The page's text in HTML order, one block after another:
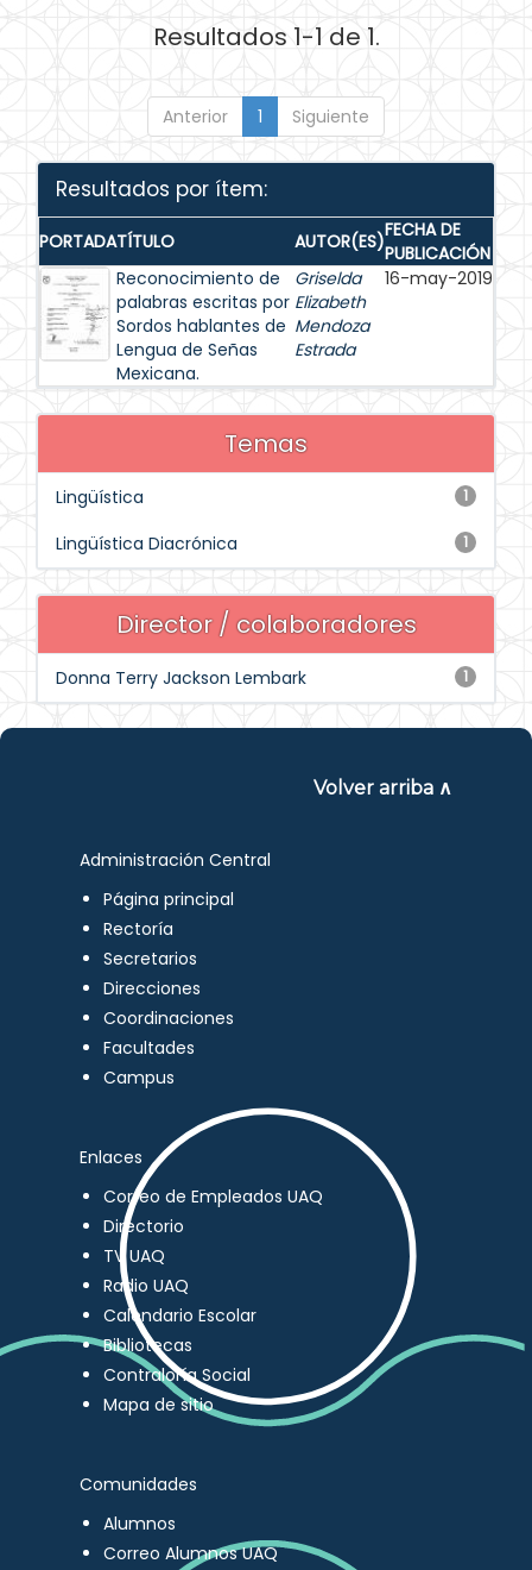
Resultados 1-1 de 1.
Anterior 1 Siguiente
Resultados por ítem:
PORTADATÍTULO AUTOR(ES)FECHA DE
PUBLICACIÓN
Reconocimiento de
palabras escritas por
Sordos hablantes de
Lengua de Señas
Mexicana.
Griselda
Elizabeth
Mendoza
Estrada
16-may-2019
Temas
1
Lingüística
1
Lingüística Diacrónica
Director / colaboradores
1
Donna Terry Jackson Lembark
Volver arriba ∧
Administración Central
Página principal
Rectoría
Secretarios
Direcciones
Coordinaciones
Facultades
Campus
Enlaces
Correo de Empleados UAQ
Directorio
TV UAQ
Radio UAQ
Calendario Escolar
Bibliotecas
Contraloría Social
Mapa de sitio
Comunidades
Alumnos
Correo Alumnos UAQ